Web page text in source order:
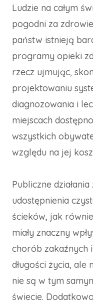
Ludzie na całym
pogodni za
państw istnieją
programy opieki
rzecz ujmując,
projektowaniu
diagnozowania i
miejscach
wszystkich
względu na jej
Publiczne
udostępnienia
ścieków, jak
miały znaczny
chorób zakaźnych
długości życia,
nie są w tym
świecie.